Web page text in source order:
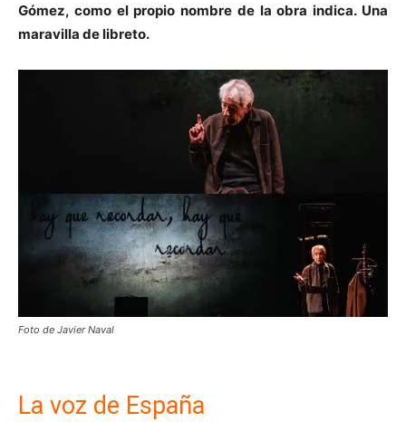
Gómez, como el propio nombre de la obra indica. Una
maravilla de libreto.
Foto de Javier Naval
La voz de España